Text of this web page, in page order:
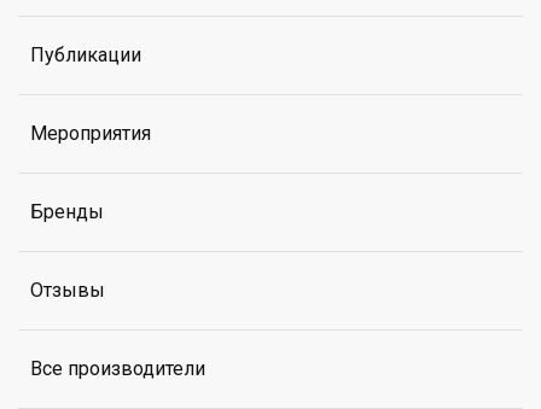
Публикации
Мероприятия
Бренды
Отзывы
Все производители